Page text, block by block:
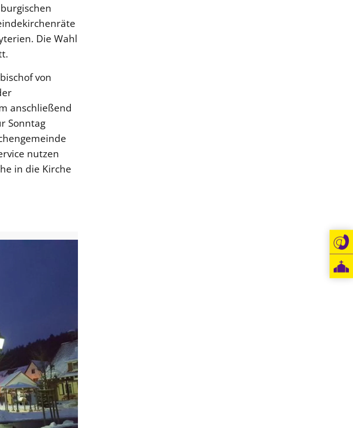
Die Wahl
von
anschließend
Sonntag
nutzen
in die Kirche